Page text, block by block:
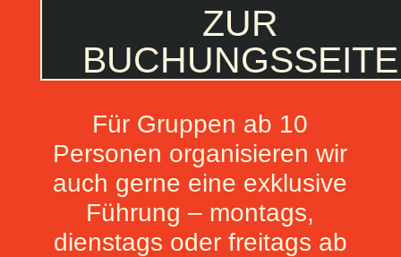
ZUR
BUCHUNGSSEITE
Für Gruppen ab 10
Personen organisieren wir
auch gerne eine exklusive
Führung – montags,
dienstags oder freitags ab